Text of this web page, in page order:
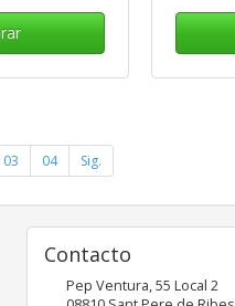
03 04 Sig.
Contacto
Pep Ventura, 55 Local 2